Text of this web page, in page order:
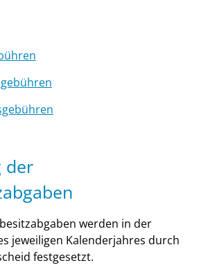
der
werden in der
jeweiligen Kalenderjahres durch
festgesetzt.